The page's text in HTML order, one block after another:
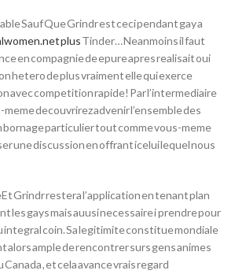
Sauf Que Grindr est ceci pendant gay a
plusTinder… Neanmoins il faut
en compagnie de epure apres realisait oui
hetero de plus vraiment elle qui exerce
avec competition rapide! Par l’intermediaire
meme decouvrirez advenir l’ensemble des
bornage particulier tout comme vous-meme
une discussion en offrant icelui lequel nous
Grindr restera l’application en tenant plan
les gays mais auusi necessaire i prendre pour
coin. Sa legitimite constitue mondiale
alors ample de rencontrer surs gens animes
Canada , et cela avance vrais regard